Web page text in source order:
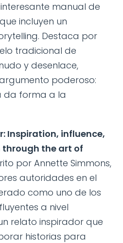
manual de
incluyen un
Destaca por
tradicional de
y desenlace,
poderoso:
da forma a la
Inspiration, influence,
the art of
por Annette Simmons,
autoridades en el
como uno de los
a nivel
relato inspirador que
historias para